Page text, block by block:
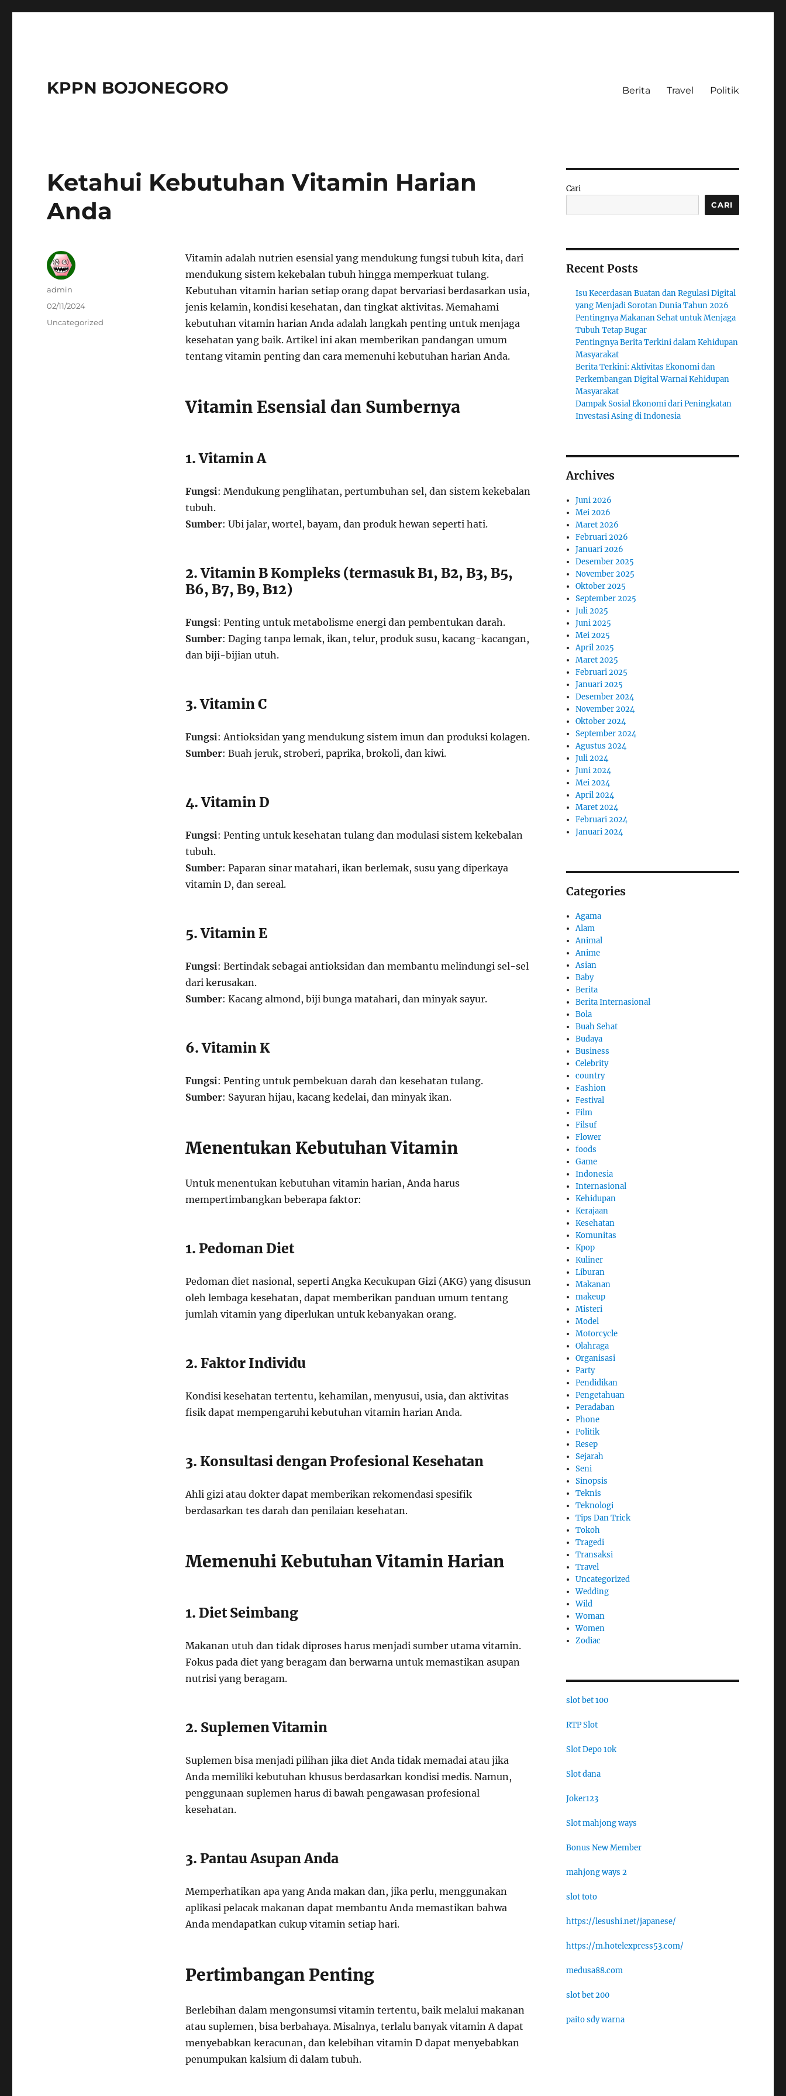
KPPN BOJONEGORO Berita Travel Politik
Ketahui Kebutuhan Vitamin Harian
Anda
Vitamin adalah nutrien esensial yang mendukung fungsi tubuh kita, dari
mendukung sistem kekebalan tubuh hingga memperkuat tulang.
Kebutuhan vitamin harian setiap orang dapat bervariasi berdasarkan usia,
jenis kelamin, kondisi kesehatan, dan tingkat aktivitas. Memahami
kebutuhan vitamin harian Anda adalah langkah penting untuk menjaga
kesehatan yang baik. Artikel ini akan memberikan pandangan umum
tentang vitamin penting dan cara memenuhi kebutuhan harian Anda.
Vitamin Esensial dan Sumbernya
1. Vitamin A
Fungsi: Mendukung penglihatan, pertumbuhan sel, dan sistem kekebalan
tubuh.
Sumber: Ubi jalar, wortel, bayam, dan produk hewan seperti hati.
2. Vitamin B Kompleks (termasuk B1, B2, B3, B5,
B6, B7, B9, B12)
Fungsi: Penting untuk metabolisme energi dan pembentukan darah.
Sumber: Daging tanpa lemak, ikan, telur, produk susu, kacang-kacangan,
dan biji-bijian utuh.
3. Vitamin C
Fungsi: Antioksidan yang mendukung sistem imun dan produksi kolagen.
Sumber: Buah jeruk, stroberi, paprika, brokoli, dan kiwi.
4. Vitamin D
Fungsi: Penting untuk kesehatan tulang dan modulasi sistem kekebalan
tubuh.
Sumber: Paparan sinar matahari, ikan berlemak, susu yang diperkaya
vitamin D, dan sereal.
5. Vitamin E
Fungsi: Bertindak sebagai antioksidan dan membantu melindungi sel-sel
dari kerusakan.
Sumber: Kacang almond, biji bunga matahari, dan minyak sayur.
6. Vitamin K
Fungsi: Penting untuk pembekuan darah dan kesehatan tulang.
Sumber: Sayuran hijau, kacang kedelai, dan minyak ikan.
Menentukan Kebutuhan Vitamin
Untuk menentukan kebutuhan vitamin harian, Anda harus
mempertimbangkan beberapa faktor:
1. Pedoman Diet
Pedoman diet nasional, seperti Angka Kecukupan Gizi (AKG) yang disusun
oleh lembaga kesehatan, dapat memberikan panduan umum tentang
jumlah vitamin yang diperlukan untuk kebanyakan orang.
2. Faktor Individu
Kondisi kesehatan tertentu, kehamilan, menyusui, usia, dan aktivitas
fisik dapat mempengaruhi kebutuhan vitamin harian Anda.
3. Konsultasi dengan Profesional Kesehatan
Ahli gizi atau dokter dapat memberikan rekomendasi spesifik
berdasarkan tes darah dan penilaian kesehatan.
Memenuhi Kebutuhan Vitamin Harian
1. Diet Seimbang
Makanan utuh dan tidak diproses harus menjadi sumber utama vitamin.
Fokus pada diet yang beragam dan berwarna untuk memastikan asupan
nutrisi yang beragam.
2. Suplemen Vitamin
Suplemen bisa menjadi pilihan jika diet Anda tidak memadai atau jika
Anda memiliki kebutuhan khusus berdasarkan kondisi medis. Namun,
penggunaan suplemen harus di bawah pengawasan profesional
kesehatan.
3. Pantau Asupan Anda
Memperhatikan apa yang Anda makan dan, jika perlu, menggunakan
aplikasi pelacak makanan dapat membantu Anda memastikan bahwa
Anda mendapatkan cukup vitamin setiap hari.
Pertimbangan Penting
Berlebihan dalam mengonsumsi vitamin tertentu, baik melalui makanan
atau suplemen, bisa berbahaya. Misalnya, terlalu banyak vitamin A dapat
menyebabkan keracunan, dan kelebihan vitamin D dapat menyebabkan
penumpukan kalsium di dalam tubuh.
Author
admin
Posted
02/11/2024
Categories
Uncategorized
Cari
CARI
Recent Posts
Isu Kecerdasan Buatan dan Regulasi Digital
yang Menjadi Sorotan Dunia Tahun 2026
Pentingnya Makanan Sehat untuk Menjaga
Tubuh Tetap Bugar
Pentingnya Berita Terkini dalam Kehidupan
Masyarakat
Berita Terkini: Aktivitas Ekonomi dan
Perkembangan Digital Warnai Kehidupan
Masyarakat
Dampak Sosial Ekonomi dari Peningkatan
Investasi Asing di Indonesia
Archives
Juni 2026
Mei 2026
Maret 2026
Februari 2026
Januari 2026
Desember 2025
November 2025
Oktober 2025
September 2025
Juli 2025
Juni 2025
Mei 2025
April 2025
Maret 2025
Februari 2025
Januari 2025
Desember 2024
November 2024
Oktober 2024
September 2024
Agustus 2024
Juli 2024
Juni 2024
Mei 2024
April 2024
Maret 2024
Februari 2024
Januari 2024
Categories
Agama
Alam
Animal
Anime
Asian
Baby
Berita
Berita Internasional
Bola
Buah Sehat
Budaya
Business
Celebrity
country
Fashion
Festival
Film
Filsuf
Flower
foods
Game
Indonesia
Internasional
Kehidupan
Kerajaan
Kesehatan
Komunitas
Kpop
Kuliner
Liburan
Makanan
makeup
Misteri
Model
Motorcycle
Olahraga
Organisasi
Party
Pendidikan
Pengetahuan
Peradaban
Phone
Politik
Resep
Sejarah
Seni
Sinopsis
Teknis
Teknologi
Tips Dan Trick
Tokoh
Tragedi
Transaksi
Travel
Uncategorized
Wedding
Wild
Woman
Women
Zodiac
slot bet 100
RTP Slot
Slot Depo 10k
Slot dana
Joker123
Slot mahjong ways
Bonus New Member
mahjong ways 2
slot toto
https://lesushi.net/japanese/
https://m.hotelexpress53.com/
medusa88.com
slot bet 200
paito sdy warna